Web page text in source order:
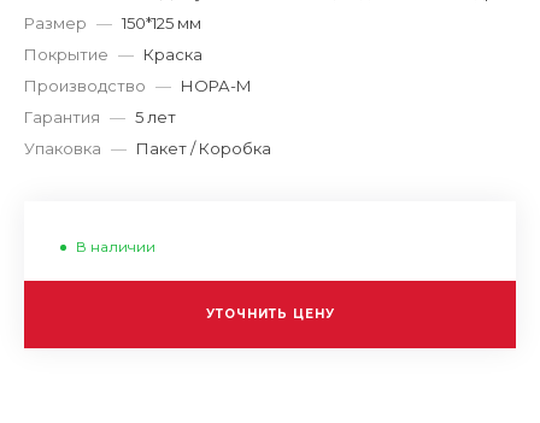
Размер — 150*125 мм
Покрытие — Краска
Производство — НОРА-М
Гарантия — 5 лет
Упаковка — Пакет / Коробка
В наличии
УТОЧНИТЬ ЦЕНУ